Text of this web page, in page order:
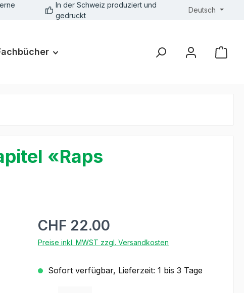
In der Schweiz produziert und
gedruckt
Deutsch
«Raps
CHF 22.00
Preise inkl. MWST zzgl. Versandkosten
Sofort verfügbar, Lieferzeit: 1 bis 3 Tage